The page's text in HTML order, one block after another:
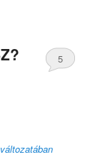
5